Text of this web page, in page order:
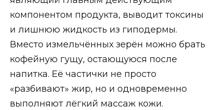
компонентом продукта, выводит токсины
и лишнюю жидкость из гиподермы.
Вместо измельчённых зерён можно брать
кофейную гущу, остающуюся после
напитка. Её частички не просто
«разбивают» жир, но и одновременно
выполняют лёгкий массаж кожи.